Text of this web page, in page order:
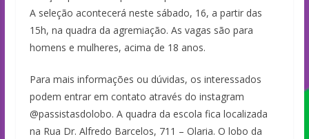
A seleção acontecerá neste sábado, 16, a partir das
15h, na quadra da agremiação. As vagas são para
homens e mulheres, acima de 18 anos.
Para mais informações ou dúvidas, os interessados
podem entrar em contato através do instagram
@passistasdolobo. A quadra da escola fica localizada
na Rua Dr. Alfredo Barcelos, 711 – Olaria. O lobo da